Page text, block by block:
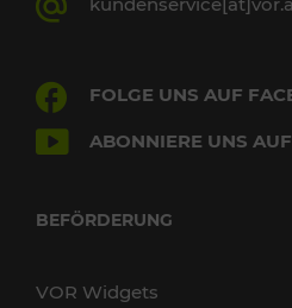
FOLGE UNS AUF
ABONNIERE UNS
BEFÖRDERUNG
VOR Widgets